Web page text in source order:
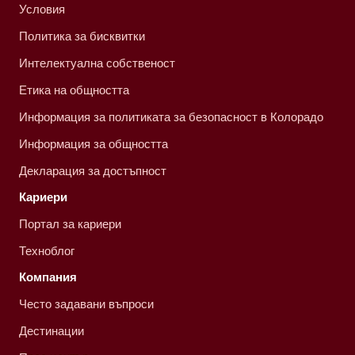
Условия
Политика за бисквитки
Интелектуална собственост
Етика на общността
Информация за политиката за безопасност в Колорадо
Информация за общността
Декларация за достъпност
Кариери
Портал за кариери
Техноблог
Компания
Често задавани въпроси
Дестинации